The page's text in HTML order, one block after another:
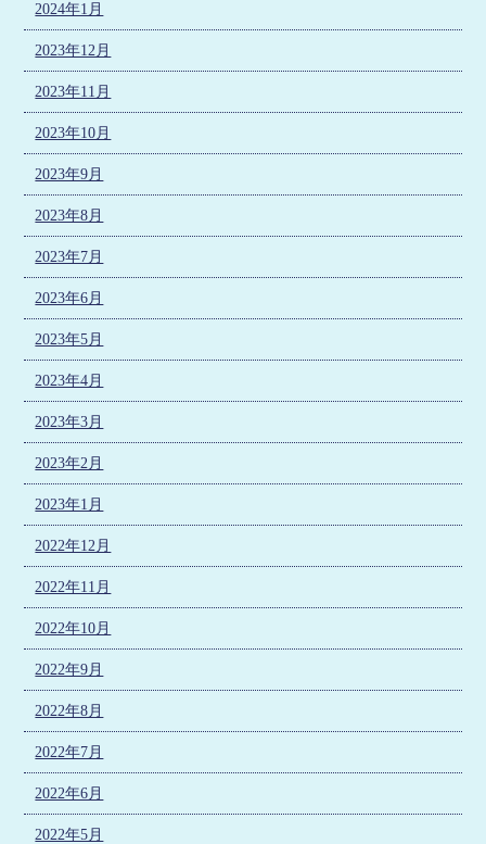
2024年1月
2023年12月
2023年11月
2023年10月
2023年9月
2023年8月
2023年7月
2023年6月
2023年5月
2023年4月
2023年3月
2023年2月
2023年1月
2022年12月
2022年11月
2022年10月
2022年9月
2022年8月
2022年7月
2022年6月
2022年5月